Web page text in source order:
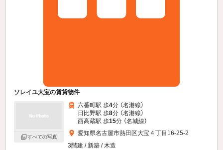
ソレイユ大宝の賃貸物件
すべての写真
六番町駅 歩4分 （名港線）
日比野駅 歩8分 （名港線）
西高蔵駅 歩15分 （名城線）
愛知県名古屋市熱田区大宝４丁目16-25-2
3階建 / 新築 / 木造